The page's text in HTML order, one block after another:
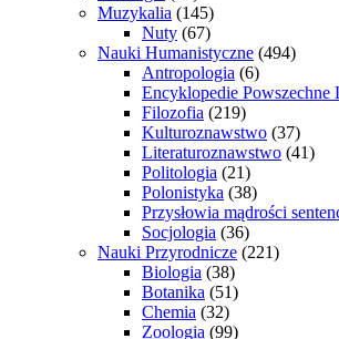
Muzykalia (145)
Nuty (67)
Nauki Humanistyczne (494)
Antropologia (6)
Encyklopedie Powszechne
Filozofia (219)
Kulturoznawstwo (37)
Literaturoznawstwo (41)
Politologia (21)
Polonistyka (38)
Przysłowia mądrości
Socjologia (36)
Nauki Przyrodnicze (221)
Biologia (38)
Botanika (51)
Chemia (32)
Zoologia (99)